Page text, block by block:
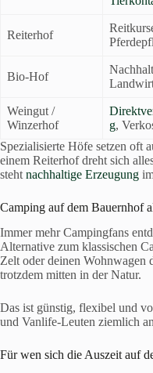
Reiterhof
Bio-Hof
Weingut /
Winzerhof
g,
Spezialisierte Höfe setzen oft
einem Reiterhof dreht sich
steht nachhaltige Erzeugung
Camping auf dem Bauernhof
Immer mehr Campingfans
Alternative zum klassischen
Zelt oder deinen Wohnwagen
trotzdem mitten in der Natur.
Das ist günstig, flexibel und
und Vanlife-Leuten ziemlich
Für wen sich die Auszeit auf